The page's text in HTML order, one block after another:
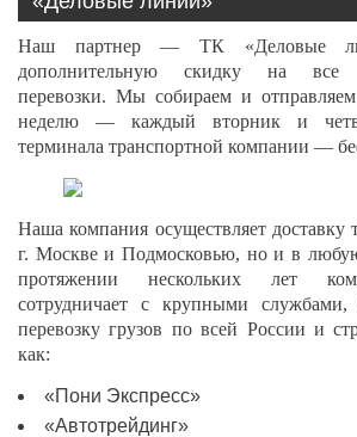
Наш партнер — ТК «Деловые
дополнительную скидку на все
перевозки. Мы собираем и
неделю — каждый вторник и
терминала транспортной компании —
Наша компания осуществляет доставку
г. Москве и Подмосковью, но и в
протяжении нескольких лет
сотрудничает с крупными службами,
перевозку грузов по всей России и
как:
«Пони Экспресс»
«Автотрейдинг»